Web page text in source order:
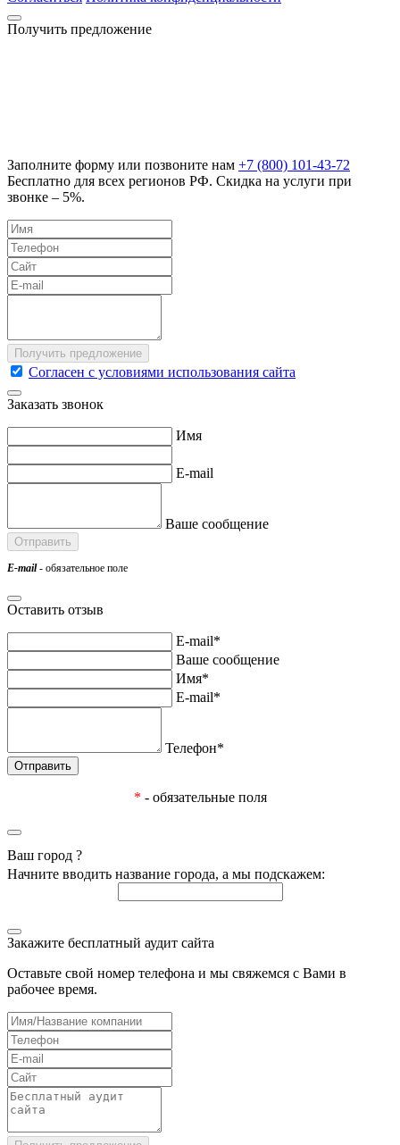
Получить предложение
Заполните форму или позвоните нам +7 (800) 101-43-72
Бесплатно для всех регионов РФ. Скидка на услуги при
звонке – 5%.
Согласен с условиями использования сайта
Заказать звонок
Имя
E-mail
Ваше сообщение
E-mail- обязательное поле
Оставить отзыв
E-mail*
Ваше сообщение
Имя*
E-mail*
Телефон*
* - обязательные поля
Ваш город ?
Начните вводить название города, а мы подскажем:
Закажите бесплатный аудит сайта
Оставьте свой номер телефона и мы свяжемся с Вами в
рабочее время.